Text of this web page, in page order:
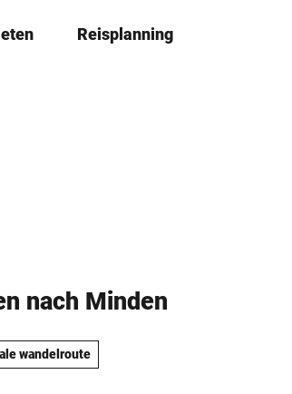
Reisplanning
nach Minden
wandelroute